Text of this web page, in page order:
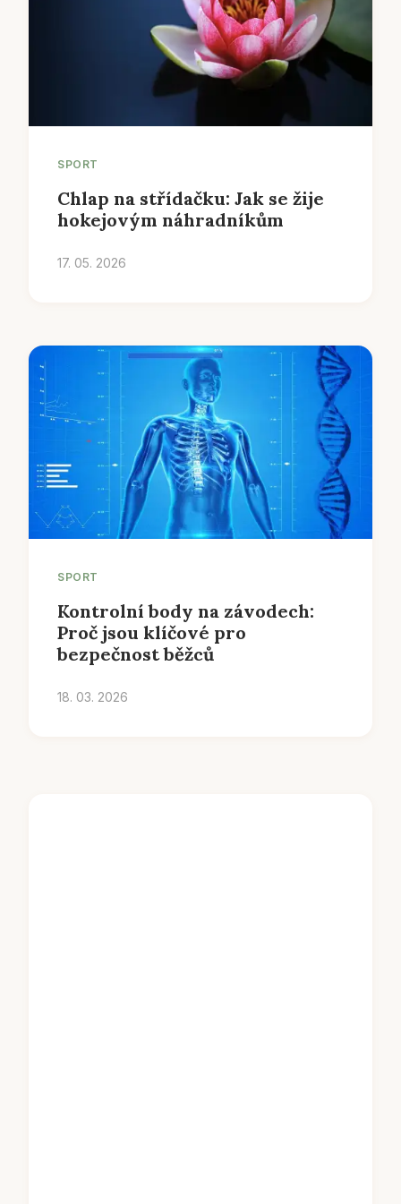
SPORT
Chlap na střídačku: Jak se žije
hokejovým náhradníkům
17. 05. 2026
SPORT
Kontrolní body na závodech:
Proč jsou klíčové pro
bezpečnost běžců
18. 03. 2026